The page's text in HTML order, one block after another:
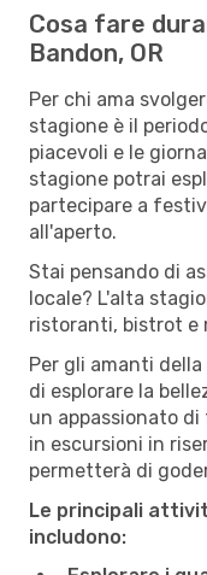
Cosa fare
Bandon, OR
Per chi ama
stagione è il
piacevoli e le
stagione potrai
partecipare a
all'aperto.
Stai pensando di
locale? L'alta
ristoranti, bistrot e
Per gli amanti
di esplorare la
un appassionato
in escursioni in
permetterà di
Le principali
includono: